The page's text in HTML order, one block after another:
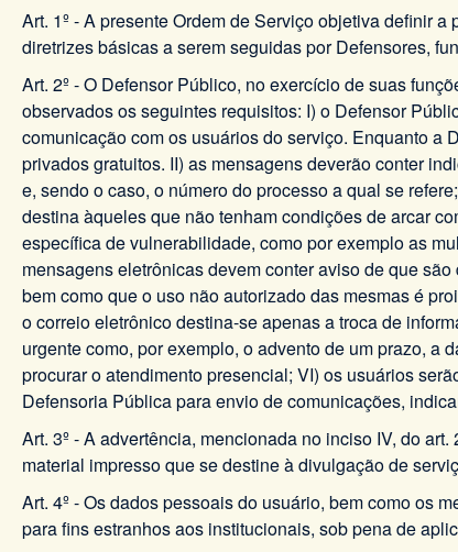
Art. 1º - A presente Ordem de Serviço objetiva definir
diretrizes básicas a serem seguidas por Defensores,
Art. 2º - O Defensor Público, no exercício de suas
observados os seguintes requisitos: I) o Defensor
comunicação com os usuários do serviço. Enquanto a
privados gratuitos. II) as mensagens deverão conter
e, sendo o caso, o número do processo a qual se
destina àqueles que não tenham condições de arcar
específica de vulnerabilidade, como por exemplo as
mensagens eletrônicas devem conter aviso de que
bem como que o uso não autorizado das mesmas é
o correio eletrônico destina-se apenas a troca de
urgente como, por exemplo, o advento de um prazo,
procurar o atendimento presencial; VI) os usuários
Defensoria Pública para envio de comunicações,
Art. 3º - A advertência, mencionada no inciso IV, do
material impresso que se destine à divulgação de
Art. 4º - Os dados pessoais do usuário, bem como os
para fins estranhos aos institucionais, sob pena de